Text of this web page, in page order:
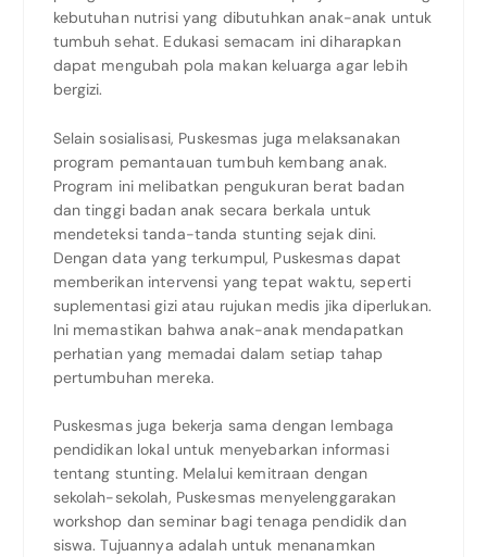
kebutuhan nutrisi yang dibutuhkan anak-anak untuk
tumbuh sehat. Edukasi semacam ini diharapkan
dapat mengubah pola makan keluarga agar lebih
bergizi.
Selain sosialisasi, Puskesmas juga melaksanakan
program pemantauan tumbuh kembang anak.
Program ini melibatkan pengukuran berat badan
dan tinggi badan anak secara berkala untuk
mendeteksi tanda-tanda stunting sejak dini.
Dengan data yang terkumpul, Puskesmas dapat
memberikan intervensi yang tepat waktu, seperti
suplementasi gizi atau rujukan medis jika diperlukan.
Ini memastikan bahwa anak-anak mendapatkan
perhatian yang memadai dalam setiap tahap
pertumbuhan mereka.
Puskesmas juga bekerja sama dengan lembaga
pendidikan lokal untuk menyebarkan informasi
tentang stunting. Melalui kemitraan dengan
sekolah-sekolah, Puskesmas menyelenggarakan
workshop dan seminar bagi tenaga pendidik dan
siswa. Tujuannya adalah untuk menanamkan